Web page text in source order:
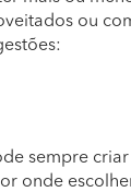
ou
sempre
onde